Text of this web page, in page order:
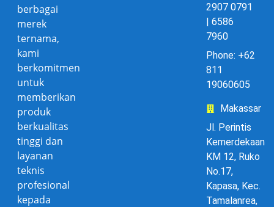
berbagai
merek
ternama,
kami
berkomitmen
untuk
memberikan
produk
berkualitas
tinggi dan
layanan
teknis
profesional
kepada
2907 0791
| 6586
7960
Phone: +62
811
19060605
Makassar
Jl. Perintis
Kemerdekaan
KM 12, Ruko
No.17,
Kapasa, Kec.
Tamalanrea,